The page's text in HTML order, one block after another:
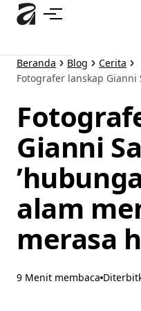
Lewati
utama
Beranda Blog
Cerita
Fotografer lanskap Gianni
Gianni
alam
merasa
9 Menit membaca